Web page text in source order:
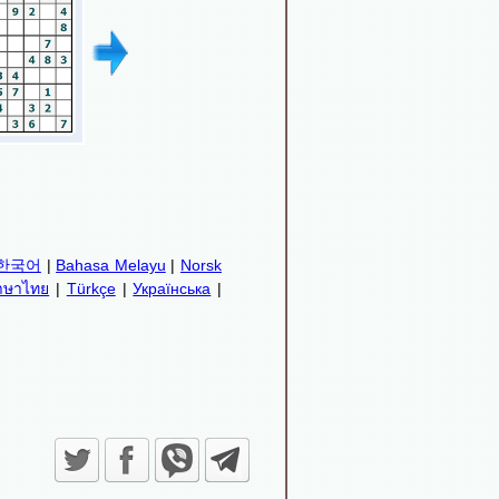
국어 | Bahasa Melayu | Norsk
าไทย | Türkçe|Українська |